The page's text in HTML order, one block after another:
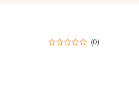
(0)